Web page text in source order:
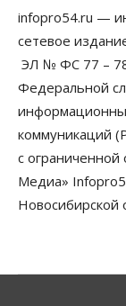
07 Августа 2026,
Авто
Треть
«поставили
07 Августа 2026,
Власть
Школы,
депутаты
социальных
07 Августа 2026,
Синоптики
infopro54.ru —
сетевое
ЭЛ № ФС 77 –
Федеральной
коммуникаций
с ограниченной
Медиа»
Новосибирской